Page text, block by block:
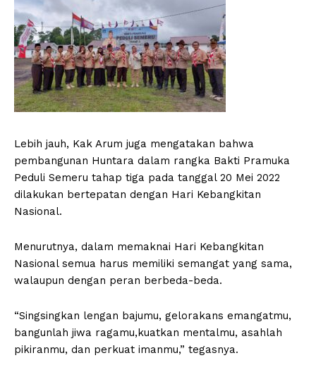
Lebih jauh, Kak Arum juga mengatakan bahwa
pembangunan Huntara dalam rangka Bakti Pramuka
Peduli Semeru tahap tiga pada tanggal 20 Mei 2022
dilakukan bertepatan dengan Hari Kebangkitan
Nasional.
Menurutnya, dalam memaknai Hari Kebangkitan
Nasional semua harus memiliki semangat yang sama,
walaupun dengan peran berbeda-beda.
“Singsingkan lengan bajumu, gelorakans emangatmu,
bangunlah jiwa ragamu,kuatkan mentalmu, asahlah
pikiranmu, dan perkuat imanmu,” tegasnya.